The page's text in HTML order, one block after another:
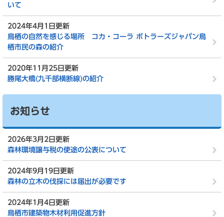
いて
2024年4月1日更新
鳥栖の自然を感じる場所 コカ・コーラ ボトラーズジャパン鳥
栖市民の森の紹介
2020年11月25日更新
勝尾大橋(九千部横断線)の紹介
お知らせ
2026年3月2日更新
森林環境譲与税の使途の公表について
2024年9月19日更新
森林の立木の伐採には届出が必要です
2024年1月4日更新
鳥栖市建築物木材利用促進方針